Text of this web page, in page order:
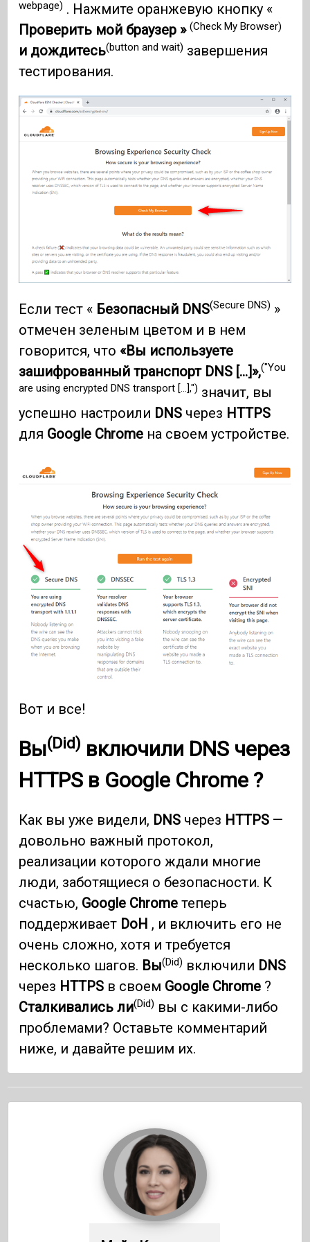
webpage) . Нажмите оранжевую кнопку «
Проверить мой браузер »(Check My Browser)
и дождитесь(button and wait) завершения
тестирования.
Если тест « Безопасный DNS(Secure DNS) »
отмечен зеленым цветом и в нем
говорится, что «Вы используете
зашифрованный транспорт DNS [...]»,("You
are using encrypted DNS transport [...],") значит, вы
успешно настроили DNS через HTTPS
для Google Chrome на своем устройстве.
Вот и все!
Вы(Did) включили DNS через
HTTPS в Google Chrome ?
Как вы уже видели, DNS через HTTPS —
довольно важный протокол,
реализации которого ждали многие
люди, заботящиеся о безопасности. К
счастью, Google Chrome теперь
поддерживает DoH , и включить его не
очень сложно, хотя и требуется
несколько шагов. Вы(Did) включили DNS
через HTTPS в своем Google Chrome ?
Сталкивались ли(Did) вы с какими-либо
проблемами? Оставьте комментарий
ниже, и давайте решим их.